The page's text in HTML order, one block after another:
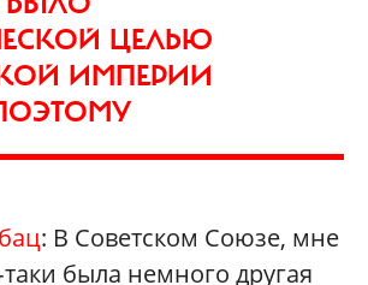
ЦЕЛЬЮ
ИМПЕРИИ
: В Советском Союзе, мне
была немного другая